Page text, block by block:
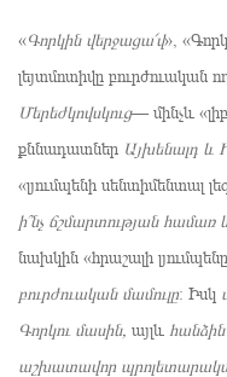
«Գորկին վերջացա՜վ»,
լեյտմոտիվը բուրժուական
Մերեժկովսկուց— մինչև
քննադատներ Այխենալդ և
«լյումպենի սենտիմենտալ
ի՞նչ ճշմարտության
նախկին «հրաշալի
բուրժուական մամուլը։ Իսկ
Գորկու մասին, այլև հանձին
աշխատավոր